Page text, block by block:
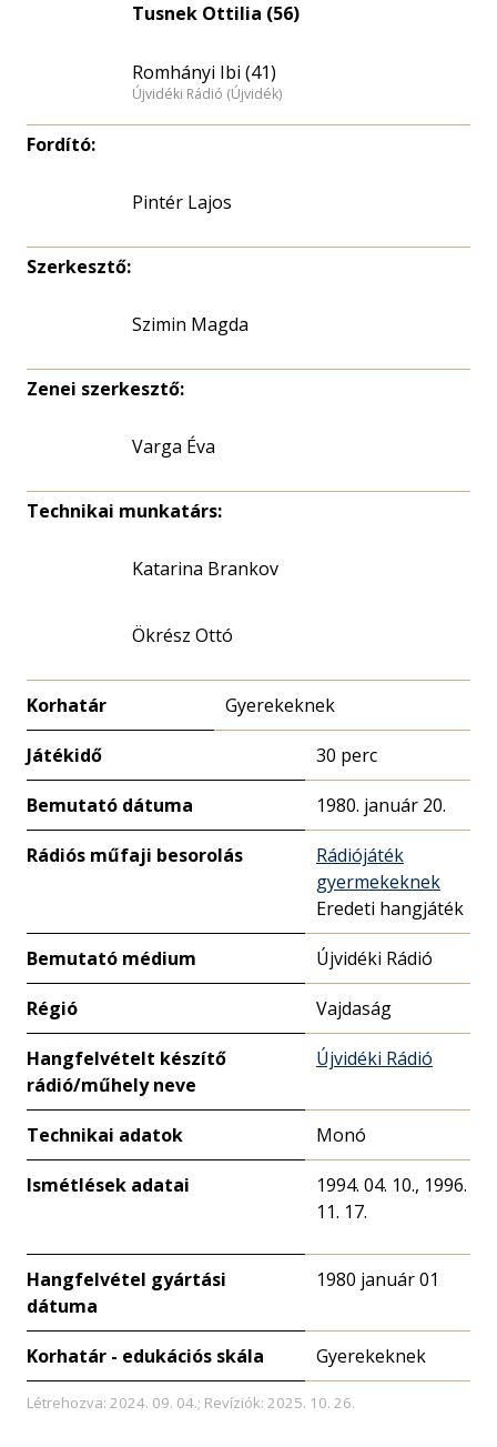
Tusnek Ottilia (56)
Romhányi Ibi (41)
Újvidéki Rádió (Újvidék)
Fordító:
Pintér Lajos
Szerkesztő:
Szimin Magda
Zenei szerkesztő:
Varga Éva
Technikai munkatárs:
Katarina Brankov
Ökrész Ottó
Korhatár Gyerekeknek
Játékidő 30 perc
Bemutató dátuma 1980. január 20.
Rádiós műfaji besorolás
Rádiójáték
gyermekeknek
Eredeti hangjáték
Bemutató médium Újvidéki Rádió
Régió Vajdaság
Hangfelvételt készítő
rádió/műhely neve
Újvidéki Rádió
Technikai adatok Monó
Ismétlések adatai
1994. 04. 10., 1996.
11. 17.
Hangfelvétel gyártási
dátuma
1980 január 01
Korhatár - edukációs skála Gyerekeknek
Létrehozva: 2024. 09. 04.; Revíziók: 2025. 10. 26.